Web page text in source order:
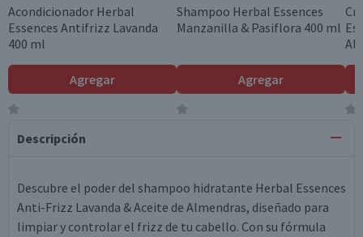
Acondicionador Herbal
Essences Antifrizz Lavanda
400 ml
Agregar
Shampoo Herbal Essences
Manzanilla & Pasiflora 400 ml
Agregar
Descripción
Descubre el poder del shampoo hidratante Herbal Essences
Anti-Frizz Lavanda & Aceite de Almendras, diseñado para
limpiar y controlar el frizz de tu cabello. Con su fórmula